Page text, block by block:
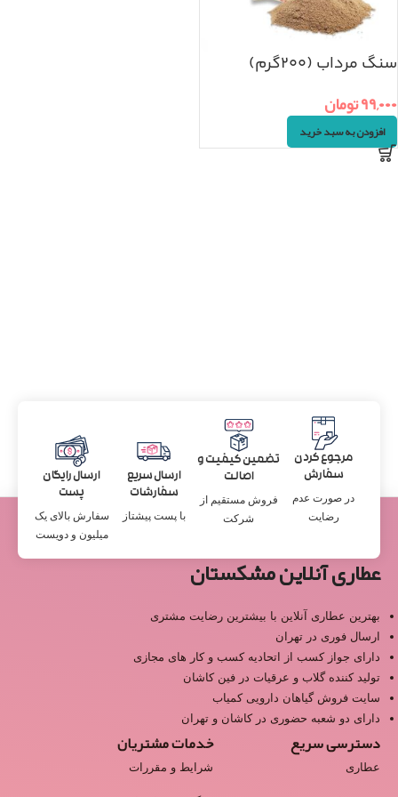
سنگ مرداب (۲۰۰گرم)
۹۹,۰۰۰تومان
افزودن به سبد خرید
مرجوع کردن
سفارش
در صورت عدم
رضایت
تضمین کیفیت و
اصالت
فروش مستقیم از
شرکت
ارسال سریع
سفارشات
با پست پیشتاز
ارسال رایگان
پست
سفارش بالای یک
میلیون و دویست
عطاری آنلاین مشکستان
بهترین عطاری آنلاین با بیشترین رضایت مشتری
ارسال فوری در تهران
دارای جواز کسب از اتحادیه کسب و کار های مجازی
تولید کننده گلاب و عرقیات در فین کاشان
سایت فروش گیاهان دارویی کمیاب
دارای دو شعبه حضوری در کاشان و تهران
دسترسی سریع
عطاری
خدمات مشتریان
شرایط و مقررات